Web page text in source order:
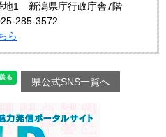
地1 新潟県庁行政庁舎7階
285-3572
ら
県公式SNS一覧へ